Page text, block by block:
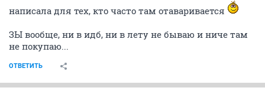
написала для тех, кто часто там отаваривается
ЗЫ вообще, ни в идб, ни в лету не бываю и ниче там
не покупаю...
ОТВЕТИТЬ